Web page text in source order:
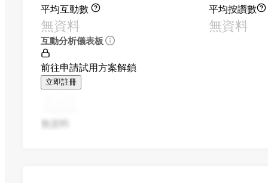
平均互動數
無資料
平均按讚數
無資料
互動分析儀表板
前往申請試用方案解鎖
立即註冊
無資料